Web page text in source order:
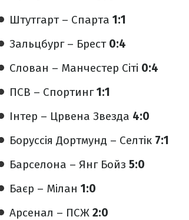
Штутгарт – Спарта 1:1
Зальцбург – Брест 0:4
Слован – Манчестер Сіті 0:4
ПСВ – Спортинг1:1
Інтер – Црвена Звезда 4:0
Боруссія Дортмунд – Селтік 7:1
Барселона – Янг Бойз 5:0
Баєр – Мілан 1:0
Арсенал – ПСЖ 2:0